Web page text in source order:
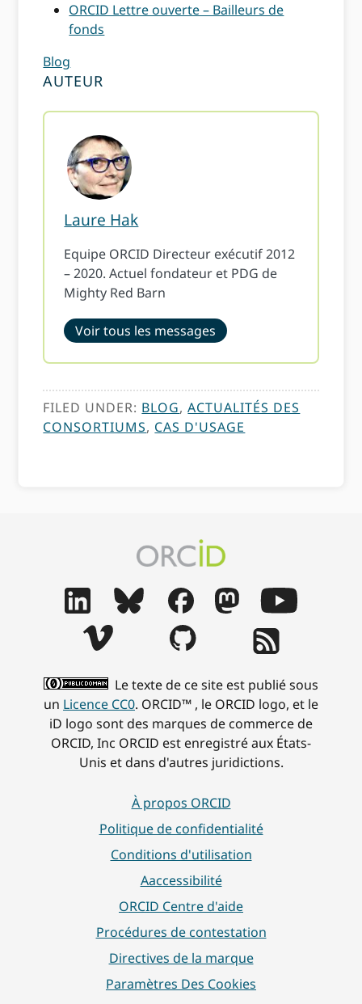
ORCID Lettre ouverte – Bailleurs de
fonds
Blog
AUTEUR
Laure Hak
Equipe ORCID Directeur exécutif 2012
– 2020. Actuel fondateur et PDG de
Mighty Red Barn
Voir tous les messages
FILED UNDER: BLOG,ACTUALITÉS DES
CONSORTIUMS, CAS D'USAGE
Le texte de ce site est publié sous
un Licence CC0. ORCID™ , le ORCID logo, et le
iD logo sont des marques de commerce de
ORCID, Inc ORCID est enregistré aux États-
Unis et dans d'autres juridictions.
À propos ORCID
Politique de confidentialité
Conditions d'utilisation
Aaccessibilité
ORCID Centre d'aide
Procédures de contestation
Directives de la marque
Paramètres Des Cookies